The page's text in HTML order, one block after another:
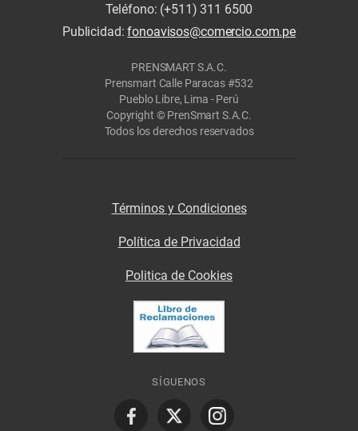
Teléfono: (+511) 311 6500
Publicidad:fonoavisos@comercio.com.pe
PRENSMART S.A.C.
Prensmart Calle Paracas #532
Pueblo Libre, Lima - Perú
Copyright © PrenSmart S.A.C.
Todos los derechos reservados
Términos y Condiciones
Política de Privacidad
Politica de Cookies
SÍGUENOS